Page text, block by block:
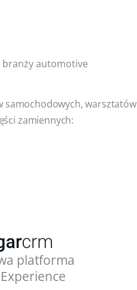
branży automotive
samochodowych, warsztatów
zamiennych:
platforma